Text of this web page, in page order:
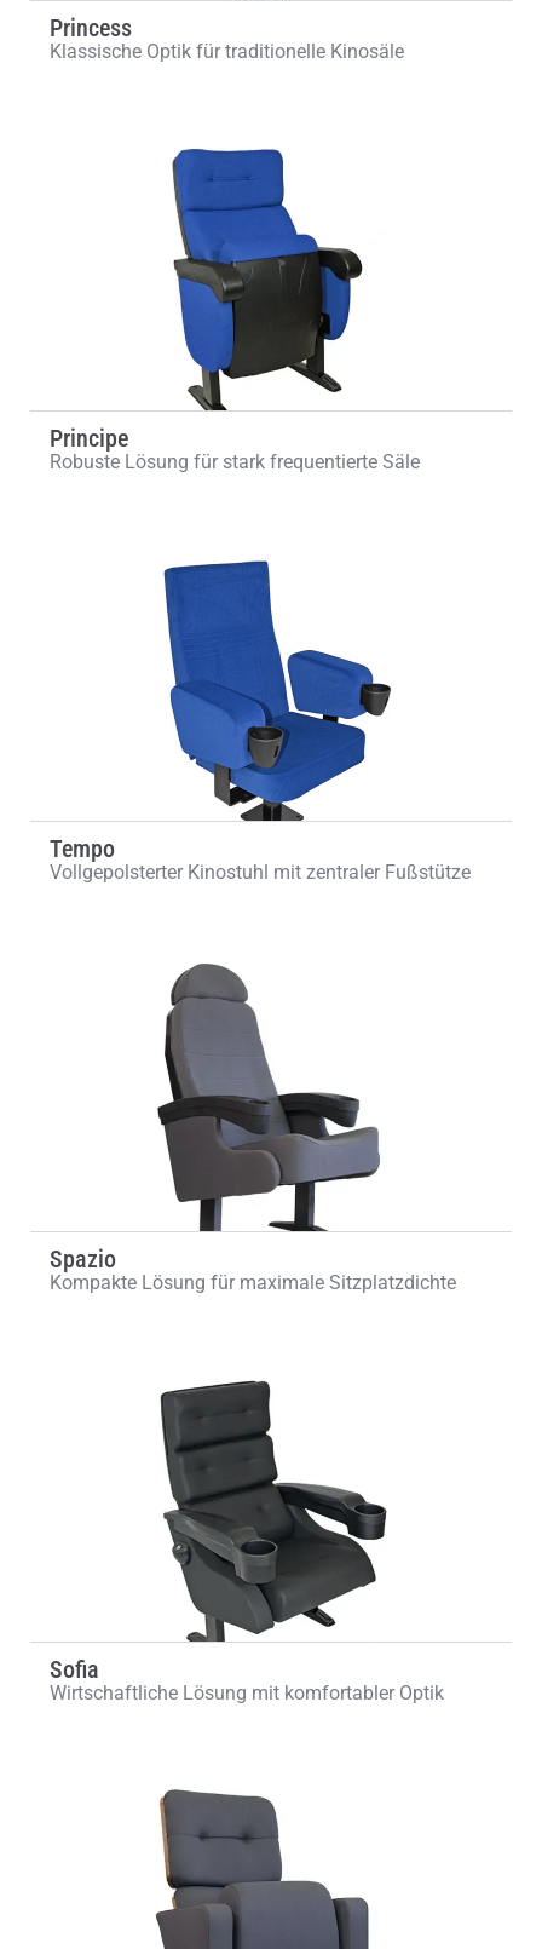
Princess
Klassische Optik für traditionelle Kinosäle
Principe
Robuste Lösung für stark frequentierte Säle
Tempo
Vollgepolsterter Kinostuhl mit zentraler Fußstütze
Spazio
Kompakte Lösung für maximale Sitzplatzdichte
Sofia
Wirtschaftliche Lösung mit komfortabler Optik